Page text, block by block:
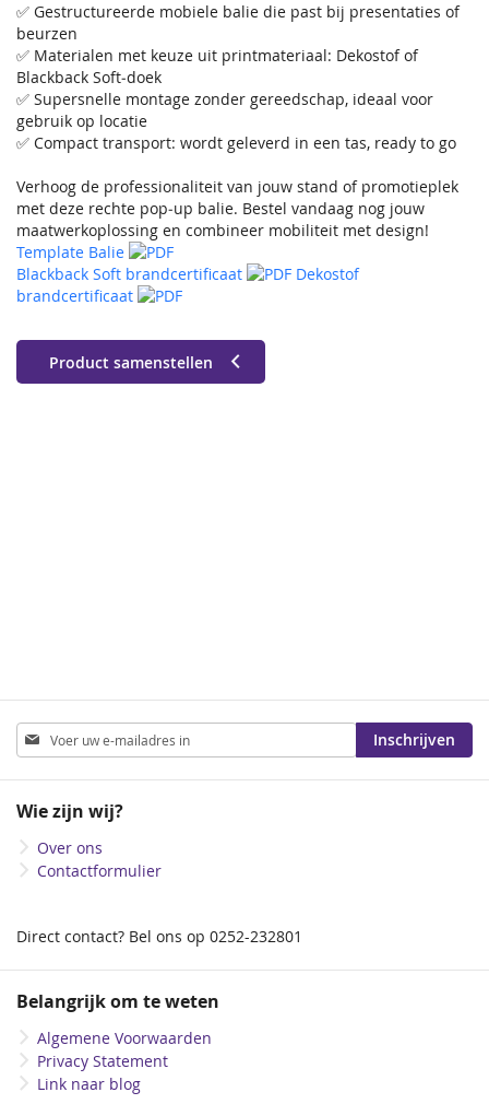
✅ Gestructureerde mobiele balie die past bij presentaties of
beurzen
✅ Materialen met keuze uit printmateriaal: Dekostof of
Blackback Soft‑doek
✅ Supersnelle montage zonder gereedschap, ideaal voor
gebruik op locatie
✅ Compact transport: wordt geleverd in een tas, ready to go
Verhoog de professionaliteit van jouw stand of promotieplek
met deze rechte pop‑up balie. Bestel vandaag nog jouw
maatwerkoplossing en combineer mobiliteit met design!
Template Balie
Blackback Soft brandcertificaat
Dekostof
brandcertificaat
Product samenstellen
Abonneer
u
op
nieuwsbrief
Inschrijven
Wie zijn wij?
Over ons
Contactformulier
Direct contact? Bel ons op 0252-232801
Belangrijk om te weten
Algemene Voorwaarden
Privacy Statement
Link naar blog